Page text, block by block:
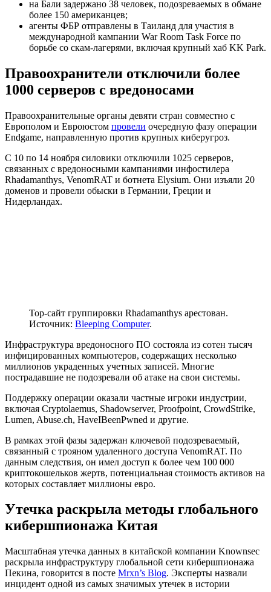
на Бали задержано 38 человек, подозреваемых в обмане
более 150 американцев;
агенты ФБР отправлены в Таиланд для участия в
международной кампании War Room Task Force по
борьбе со скам-лагерями, включая крупный хаб KK Park.
Правоохранители отключили более
1000 серверов с вредоносами
Правоохранительные органы девяти стран совместно с
Европолом и Евроюстом провели очередную фазу операции
Endgame, направленную против крупных киберугроз.
С 10 по 14 ноября силовики отключили 1025 серверов,
связанных с вредоносными кампаниями инфостилера
Rhadamanthys, VenomRAT и ботнета Elysium. Они изъяли 20
доменов и провели обыски в Германии, Греции и
Нидерландах.
Тор-сайт группировки Rhadamanthys арестован.
Источник: Bleeping Computer.
Инфраструктура вредоносного ПО состояла из сотен тысяч
инфицированных компьютеров, содержащих несколько
миллионов украденных учетных записей. Многие
пострадавшие не подозревали об атаке на свои системы.
Поддержку операции оказали частные игроки индустрии,
включая Cryptolaemus, Shadowserver, Proofpoint, CrowdStrike,
Lumen, Abuse.ch, HaveIBeenPwned и другие.
В рамках этой фазы задержан ключевой подозреваемый,
связанный с трояном удаленного доступа VenomRAT. По
данным следствия, он имел доступ к более чем 100 000
криптокошельков жертв, потенциальная стоимость активов на
которых составляет миллионы евро.
Утечка раскрыла методы глобального
кибершпионажа Китая
Масштабная утечка данных в китайской компании Knownsec
раскрыла инфраструктуру глобальной сети кибершпионажа
Пекина, говорится в посте Mrxn’s Blog. Эксперты назвали
инцидент одной из самых значимых утечек в истории